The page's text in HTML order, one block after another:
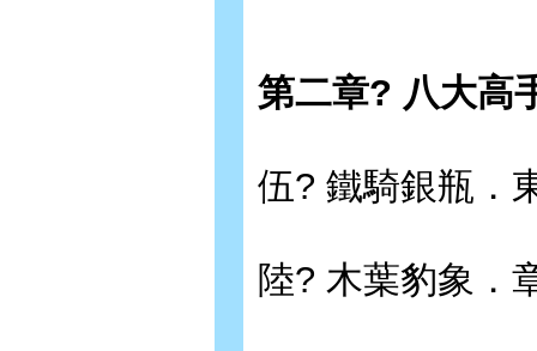
第二章? 八大高
伍? 鐵騎銀瓶．
陸? 木葉豹象．